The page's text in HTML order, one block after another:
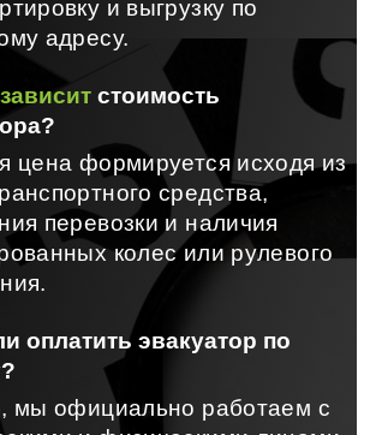
и выгрузку по
адресу.
зависитстоимость
цена формируется исходя из
средства,
перевозки и наличия
колес или рулевого
оплатить эвакуатор по
?
мы официально работаем с